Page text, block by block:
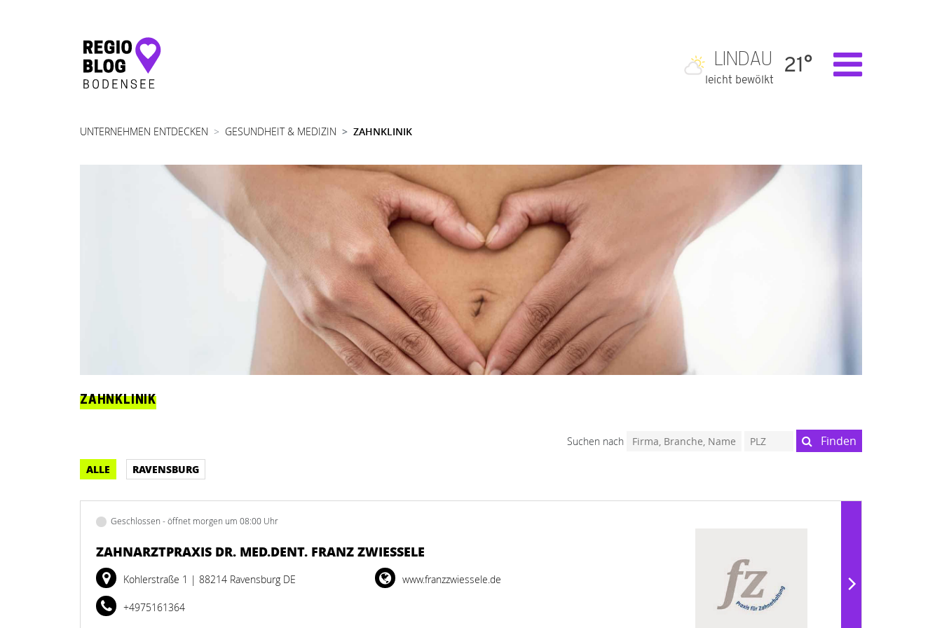
Hauptnavigation
LINDAU
leicht bewölkt
21°
UNTERNEHMEN ENTDECKEN GESUNDHEIT & MEDIZIN ZAHNKLINIK
ZAHNKLINIK
Suchen nach Finden
ALLE RAVENSBURG
Geschlossen - öffnet morgen um 08:00 Uhr
ZAHNARZTPRAXIS DR. MED.DENT. FRANZ ZWIESSELE
Kohlerstraße 1 | 88214 Ravensburg DE
+4975161364
www.franzzwiessele.de